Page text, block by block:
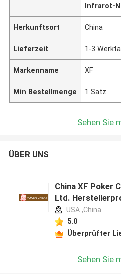
Infrarot-
Herkunftsort China
Lieferzeit 1-3
Markenname XF
Min Bestellmenge 1 Satz
Sehen Sie
ÜBER UNS
China XF Poker
Ltd.
USA ,China
5.0
Überprüfter
Sehen Sie